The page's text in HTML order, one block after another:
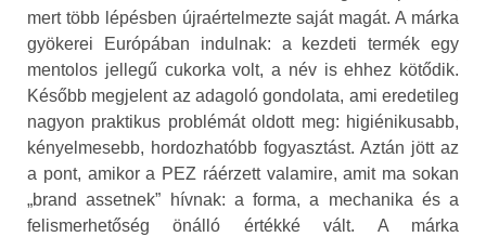
mert több lépésben újraértelmezte saját magát. A márka
gyökerei Európában indulnak: a kezdeti termék egy
mentolos jellegű cukorka volt, a név is ehhez kötődik.
Később megjelent az adagoló gondolata, ami eredetileg
nagyon praktikus problémát oldott meg: higiénikusabb,
kényelmesebb, hordozhatóbb fogyasztást. Aztán jött az
a pont, amikor a PEZ ráérzett valamire, amit ma sokan
„brand assetnek” hívnak: a forma, a mechanika és a
felismerhetőség önálló értékké vált. A márka